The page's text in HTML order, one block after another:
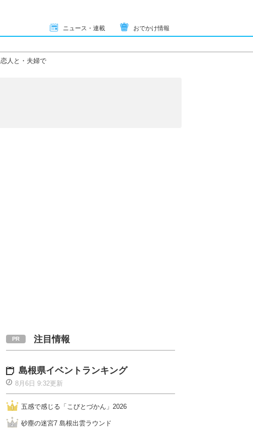
ニュース・連載 おでかけ情報
恋人と・夫婦で
注目情報
島根県イベントランキング
8月6日 9:32更新
五感で感じる「こびとづかん」2026
砂塵の迷宮7 島根出雲ラウンド